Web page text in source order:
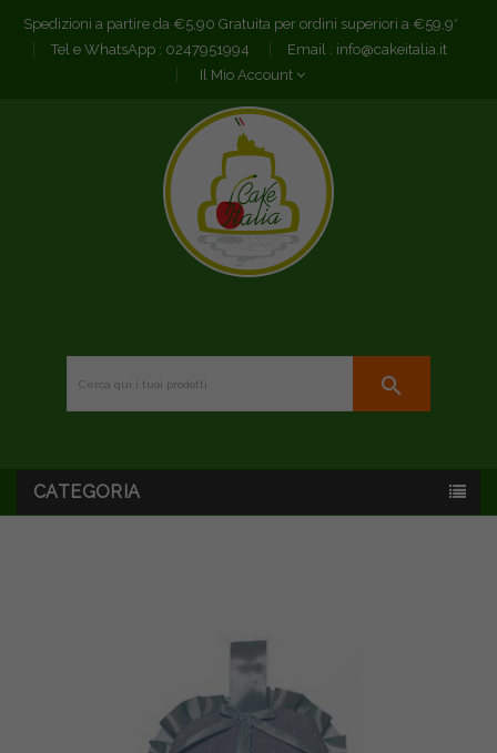
Spedizioni a partire da €5,90 Gratuita per ordini superiori a €59,9*
Tel e WhatsApp : 0247951994 Email : info@cakeitalia.it
Il Mio Account
search
CATEGORIA